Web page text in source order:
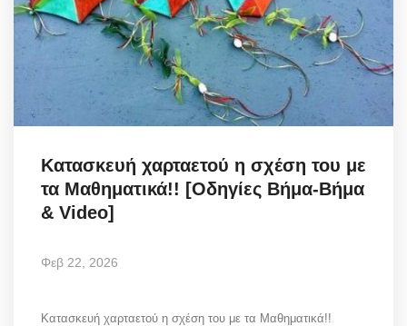
Κατασκευή χαρταετού η σχέση του με
τα Μαθηματικά!! [Οδηγίες Βήμα-Βήμα
& Video]
Φεβ 22, 2026
Κατασκευή χαρταετού η σχέση του με τα Μαθηματικά!!